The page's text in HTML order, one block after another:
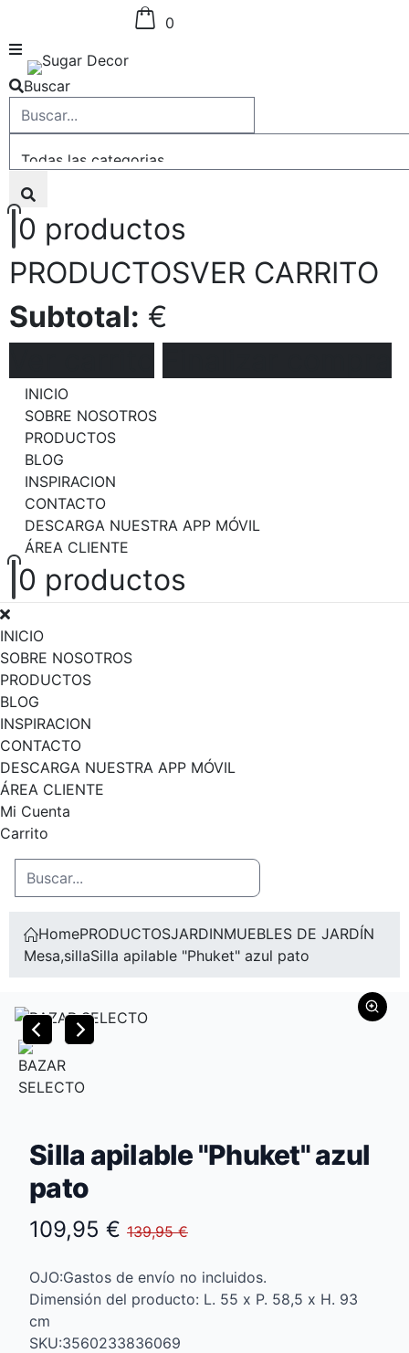
0
Buscar
0 productos
PRODUCTOSVER CARRITO
Subtotal: €
INICIO
SOBRE NOSOTROS
PRODUCTOS
BLOG
INSPIRACION
CONTACTO
DESCARGA NUESTRA APP MÓVIL
ÁREA CLIENTE
0 productos
INICIO
SOBRE NOSOTROS
PRODUCTOS
BLOG
INSPIRACION
CONTACTO
DESCARGA NUESTRA APP MÓVIL
ÁREA CLIENTE
Mi Cuenta
Carrito
HomePRODUCTOSJARDINMUEBLES DE JARDÍN
Mesa,sillaSilla apilable "Phuket" azul pato
Silla apilable "Phuket" azul
pato
109,95 € 139,95 €
OJO:Gastos de envío no incluidos.
Dimensión del producto: L. 55 x P. 58,5 x H. 93
cm
SKU:3560233836069